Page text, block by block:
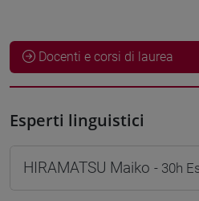
Docenti e corsi di laurea
Esperti linguistici
HIRAMATSU Maiko - 30h